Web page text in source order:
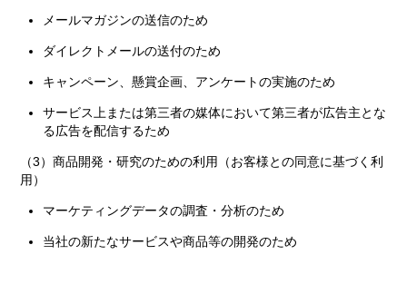
メールマガジンの送信のため
ダイレクトメールの送付のため
キャンペーン、懸賞企画、アンケートの実施のため
サービス上または第三者の媒体において第三者が広告主とな
る広告を配信するため
（3）商品開発・研究のための利用（お客様との同意に基づく利
用）
マーケティングデータの調査・分析のため
当社の新たなサービスや商品等の開発のため